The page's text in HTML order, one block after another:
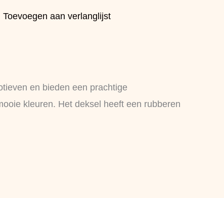
Toevoegen aan verlanglijst
en bieden een prachtige
kleuren. Het deksel heeft een rubberen